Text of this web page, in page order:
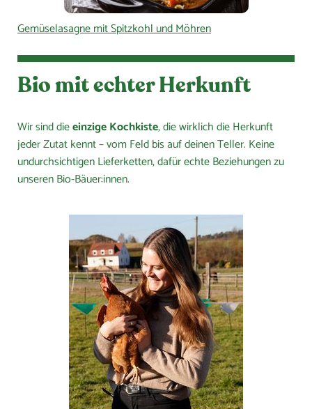
Gemüselasagne mit Spitzkohl und Möhren
Bio mit echter Herkunft
Wir sind dieeinzige Kochkiste, die wirklich die Herkunft
jeder Zutat kennt – vom Feld bis auf deinen Teller. Keine
undurchsichtigen Lieferketten, dafür echte Beziehungen zu
unseren Bio-Bäuer:innen.